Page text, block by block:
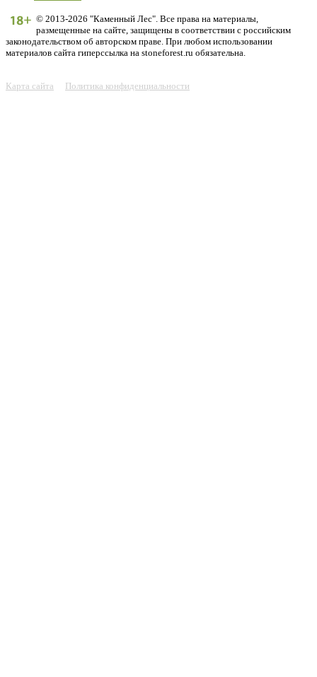
© 2013-2026 "Каменный Лес". Все права на материалы,
размещенные на сайте, защищены в соответствии с российским
законодательством об авторском праве. При любом использовании
материалов сайта гиперссылка на stoneforest.ru обязательна.
Карта сайта Политика конфиденциальности